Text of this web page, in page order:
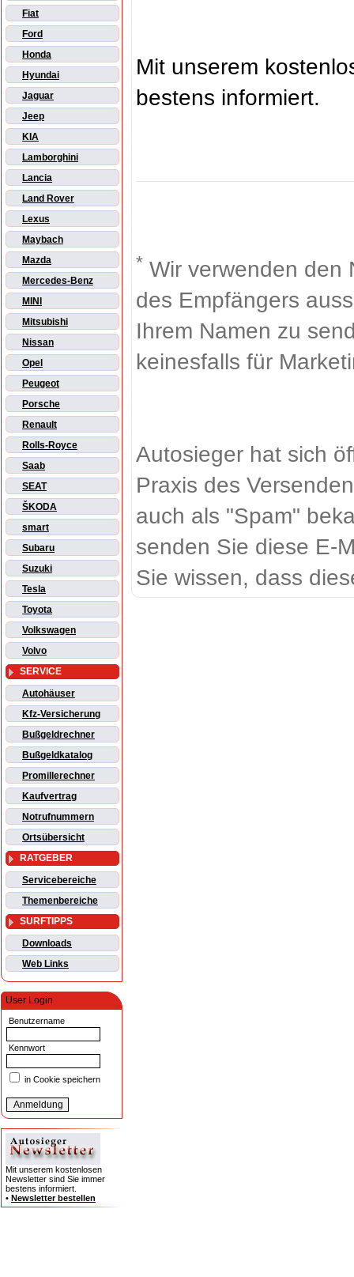
Fiat
Ford
Honda
Hyundai
Jaguar
Jeep
KIA
Lamborghini
Lancia
Land Rover
Lexus
Maybach
Mazda
Mercedes-Benz
MINI
Mitsubishi
Nissan
Opel
Peugeot
Porsche
Renault
Rolls-Royce
Saab
SEAT
ŠKODA
smart
Subaru
Suzuki
Tesla
Toyota
Volkswagen
Volvo
SERVICE
Autohäuser
Kfz-Versicherung
Bußgeldrechner
Bußgeldkatalog
Promillerechner
Kaufvertrag
Notrufnummern
Ortsübersicht
RATGEBER
Servicebereiche
Themenbereiche
SURFTIPPS
Downloads
Web Links
User Login
Benutzername
Kennwort
in Cookie speichern
Mit unserem kostenlosen
Newsletter sind Sie immer
bestens informiert.
• Newsletter bestellen
Mit unserem
bestens informiert.
* Wir verwenden den
des Empfängers
Ihrem Namen zu
keinesfalls für
Autosieger hat sich
Praxis des
auch als "Spam"
senden Sie diese E-
Sie wissen, dass